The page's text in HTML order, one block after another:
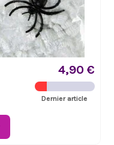
4,90 €
Dernier article